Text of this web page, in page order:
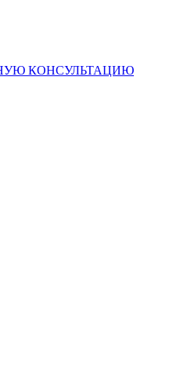
КОНСУЛЬТАЦИЮ